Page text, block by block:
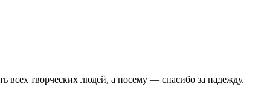
всех творческих людей, а посему — спасибо за надежду.